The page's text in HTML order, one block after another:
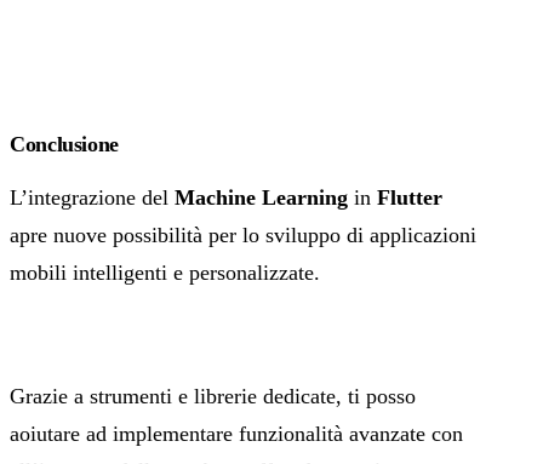
Conclusione
L’integrazione del Machine Learning in Flutter
apre nuove possibilità per lo sviluppo di applicazioni
mobili intelligenti e personalizzate.
Grazie a strumenti e librerie dedicate, ti posso
aoiutare ad implementare funzionalità avanzate con